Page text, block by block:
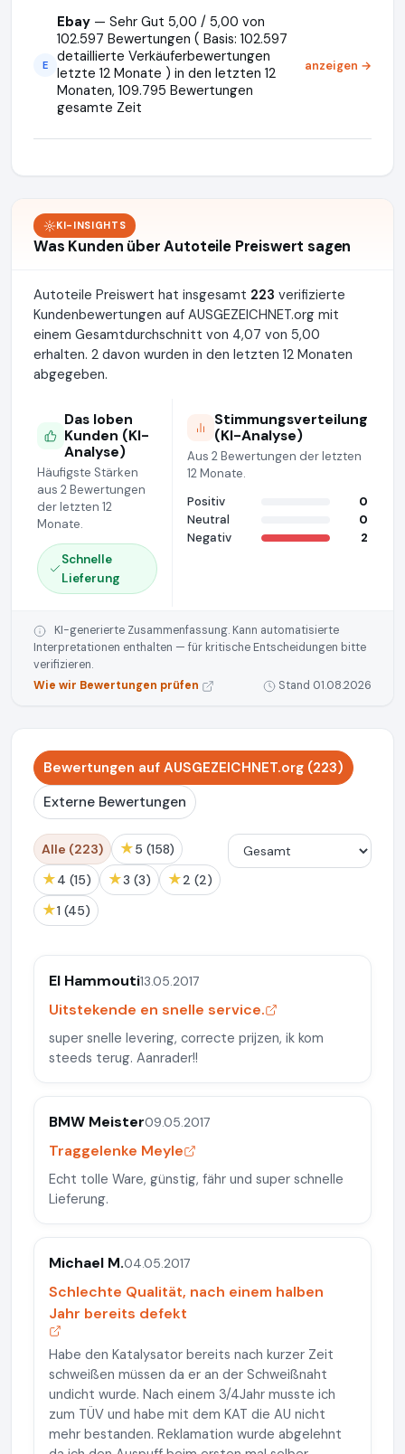
E
Ebay — Sehr Gut 5,00 / 5,00 von
102.597 Bewertungen ( Basis: 102.597
detaillierte Verkäuferbewertungen
letzte 12 Monate ) in den letzten 12
Monaten, 109.795 Bewertungen
gesamte Zeit
anzeigen →
KI-INSIGHTS
Was Kunden über Autoteile Preiswert sagen
Autoteile Preiswert hat insgesamt 223 verifizierte
Kundenbewertungen auf AUSGEZEICHNET.org mit
einem Gesamtdurchschnitt von 4,07 von 5,00
erhalten. 2 davon wurden in den letzten 12 Monaten
abgegeben.
Das loben
Kunden (KI-
Analyse)
Häufigste Stärken
aus 2 Bewertungen
der letzten 12
Monate.
Schnelle
Lieferung
Stimmungsverteilung
(KI-Analyse)
Aus 2 Bewertungen der letzten
12 Monate.
Positiv
0
Neutral
0
Negativ
2
KI-generierte Zusammenfassung. Kann automatisierte
Interpretationen enthalten — für kritische Entscheidungen bitte
verifizieren.
Wie wir Bewertungen prüfen
Stand 01.08.2026
Bewertungen auf AUSGEZEICHNET.org (223)
Externe Bewertungen
Alle (223) ★ 5 (158)
★ 4 (15) ★ 3 (3) ★ 2 (2)
★ 1 (45)
El Hammouti13.05.2017
Uitstekende en snelle service.
super snelle levering, correcte prijzen, ik kom
steeds terug. Aanrader!!
BMW Meister09.05.2017
Traggelenke Meyle
Echt tolle Ware, günstig, fähr und super schnelle
Lieferung.
Michael M.04.05.2017
Schlechte Qualität, nach einem halben
Jahr bereits defekt
Habe den Katalysator bereits nach kurzer Zeit
schweißen müssen da er an der Schweißnaht
undicht wurde. Nach einem 3/4Jahr musste ich
zum TÜV und habe mit dem KAT die AU nicht
mehr bestanden. Reklamation wurde abgelehnt